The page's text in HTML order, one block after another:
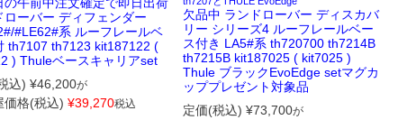
ローバー ディフェンダー
#LE62#系 ルーフレールベ
th7107 th7123 kit187122 (
) Thuleベースキャリアset
込) ¥46,200が
価格(税込) ¥39,270税込
欠品中 ランドローバー ディスカバ
リー シリーズ4 ルーフレールベー
ス付き LA5#系 th720700 th7214B
th7215B kit187025 ( kit7025 )
Thule ブラックEvoEdge setマグカ
ッププレゼント対象品
定価(税込) ¥73,700が